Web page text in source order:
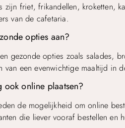
zijn friet, frikandellen, kroketten,
van de cafetaria.
opties aan?
gezonde opties zoals salades,
van een evenwichtige maaltijd in
ook online plaatsen?
de mogelijkheid om online
die liever vooraf bestellen en